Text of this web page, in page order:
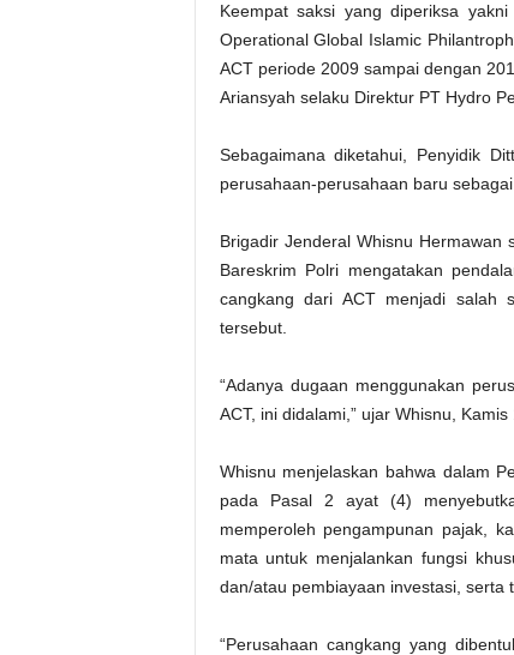
Keempat saksi yang diperiksa
Operational Global Islamic
ACT periode 2009 sampai dengan
Ariansyah selaku Direktur PT Hydro
Sebagaimana diketahui, Penyidik
perusahaan-perusahaan baru
Brigadir Jenderal Whisnu Hermawan
Bareskrim Polri mengatakan
cangkang dari ACT menjadi salah
tersebut.
“Adanya dugaan menggunakan
ACT, ini didalami,” ujar Whisnu, Kamis
Whisnu menjelaskan bahwa dalam
pada Pasal 2 ayat (4)
memperoleh pengampunan pajak,
mata untuk menjalankan fungsi
dan/atau pembiayaan investasi, serta
“Perusahaan cangkang yang